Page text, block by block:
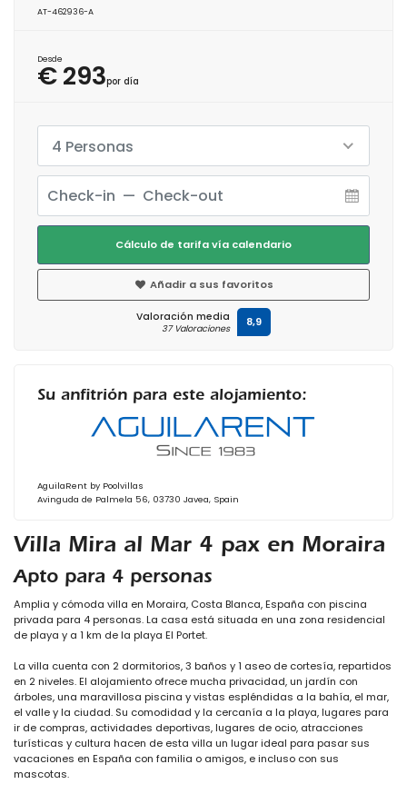
Villa Mira al Mar 4 pax en Moraira
Apto para 4 personas
Amplia y cómoda villa en Moraira, Costa Blanca, España con piscina
privada para 4 personas. La casa está situada en una zona residencial
de playa y a 1 km de la playa El Portet.
La villa cuenta con 2 dormitorios, 3 baños y 1 aseo de cortesía, repartidos
en 2 niveles. El alojamiento ofrece mucha privacidad, un jardín con
árboles, una maravillosa piscina y vistas espléndidas a la bahía, el mar,
el valle y la ciudad. Su comodidad y la cercanía a la playa, lugares para
ir de compras, actividades deportivas, lugares de ocio, atracciones
turísticas y cultura hacen de esta villa un lugar ideal para pasar sus
vacaciones en España con familia o amigos, e incluso con sus
mascotas.
AT-462936-A
Desde
€ 293por día
4 Personas
Cálculo de tarifa vía calendario
Añadir a sus favoritos
Valoración media
37 Valoraciones 8,9
Su anfitrión para este alojamiento:
AguilaRent by Poolvillas
Avinguda de Palmela 56, 03730 Javea, Spain